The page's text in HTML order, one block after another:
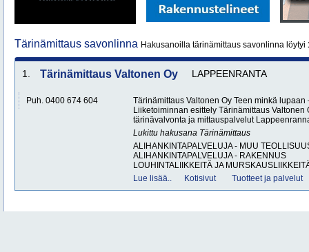
Tärinämittaus savonlinna Hakusanoilla tärinämittaus savonlinna löytyi
1. Tärinämittaus Valtonen Oy LAPPEENRANTA
Puh. 0400 674 604
Tärinämittaus Valtonen Oy Teen minkä
Liiketoiminnan esittely Tärinämittaus Valtonen
tärinävalvonta ja mittauspalvelut
Lukittu hakusana Tärinämittaus
ALIHANKINTAPALVELUJA - MUU
ALIHANKINTAPALVELUJA - RAKENNUS
LOUHINTALIIKKEITÄ JA
Lue lisää..
Kotisivut Tuotteet ja palvelut